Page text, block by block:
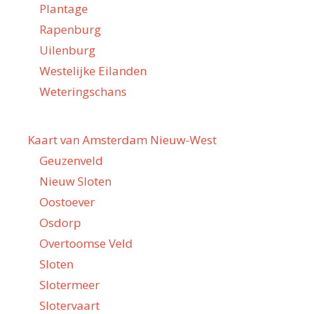
Plantage
Rapenburg
Uilenburg
Westelijke Eilanden
Weteringschans
Kaart van Amsterdam Nieuw-West
Geuzenveld
Nieuw Sloten
Oostoever
Osdorp
Overtoomse Veld
Sloten
Slotermeer
Slotervaart